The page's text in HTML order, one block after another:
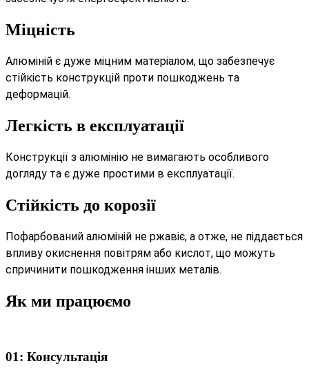
Міцність
Алюміній є дуже міцним матеріалом, що забезпечує
стійкість конструкцій проти пошкоджень та
деформацій.
Легкість в експлуатації
Конструкції з алюмінію не вимагають особливого
догляду та є дуже простими в експлуатації.
Стійкість до корозії
Пофарбований алюміній не ржавіє, а отже, не піддається
впливу окиснення повітрям або кислот, що можуть
спричинити пошкодження інших металів.
Як ми працюємо
01: Консультація